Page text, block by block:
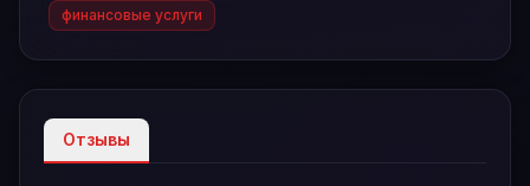
финансовые услуги
Отзывы